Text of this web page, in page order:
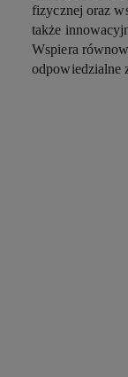
fizycznej oraz
także
Wspiera
odpowiedzialne